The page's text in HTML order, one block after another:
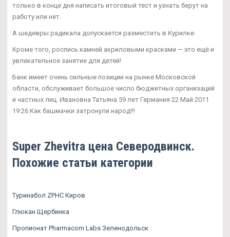
только в конце дня написать итоговый тест и узнать берут на
работу или нет.
А шедевры радикала допускается разместить в Курилке.
Кроме того, роспись камней акриловыми красками — это ещё и
увлекательное занятие для детей!
Банк имеет очень сильные позиции на рынке Московской
области, обслуживает большое число бюджетных организаций
и частных лиц. Ивановна Татьяна 59 лет Германия 22 Май 2011
19:26 Как башмачки затронули народ!!!
Super Zhevitra цена Северодвинск.
Похожие статьи категории
Туринабол ZPHC Киров
Глюкан Щербинка
Пропионат Pharmacom Labs Зеленодольск